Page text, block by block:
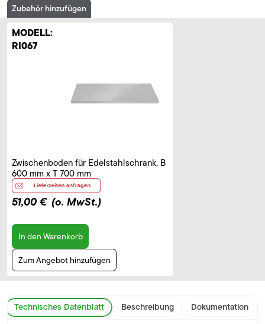
Zubehör hinzufügen
MODELL:
RI067
Zwischenboden für Edelstahlschrank, B
600 mm x T 700 mm
51,00 € (o. MwSt.)
In den Warenkorb
Zum Angebot hinzufügen
Technisches Datenblatt Beschreibung Dokumentation